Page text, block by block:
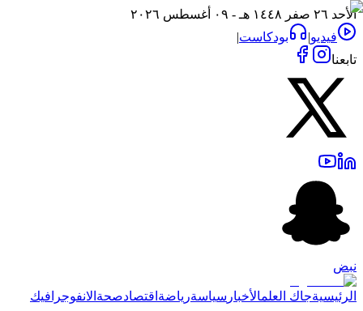
الأحد ٢٦ صفر ١٤٤٨ هـ - ٠٩ أغسطس ٢٠٢٦
فيديو| بودكاست|
تابعنا
نبض
الرئيسيةجاك العلمالأخبار سياسةرياضةاقتصادصحةالانفوجرافيك